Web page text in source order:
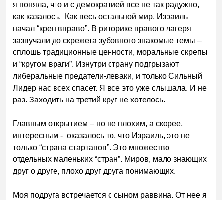
я поняла, что и с демократией все не так радужно,
как казалось. Как весь остальной мир, Израиль
начал “крен вправо”. В риторике правого лагеря
зазвучали до скрежета зубовного знакомые темы –
сплошь традиционные ценности, моральные скрепы
и “кругом враги”. Изнутри страну подгрызают
либеральные предатели-леваки, и только Сильный
Лидер нас всех спасет. Я все это уже слышала. И не
раз. Заходить на третий круг не хотелось.
Главным открытием – но не плохим, а скорее,
интересным - оказалось то, что Израиль, это не
только “страна стартапов”. Это множество
отдельных маленьких “стран”. Миров, мало знающих
друг о друге, плохо друг друга понимающих.
Моя подруга встречается с сыном раввина. От нее я